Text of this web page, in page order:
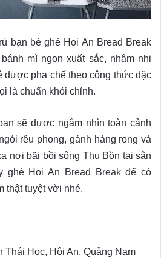
bạn bè ghé Hoi An Bread Break
mì ngon xuất sắc, nhâm nhi
được pha chế theo công thức đặc
là chuẩn khỏi chỉnh.
sẽ được ngắm nhìn toàn cảnh
rêu phong, gánh hàng rong và
nơi bãi bồi sông Thu Bồn tại sân
ghé Hoi An Bread Break để có
thật tuyệt vời nhé.
Thái Học, Hội An, Quảng Nam